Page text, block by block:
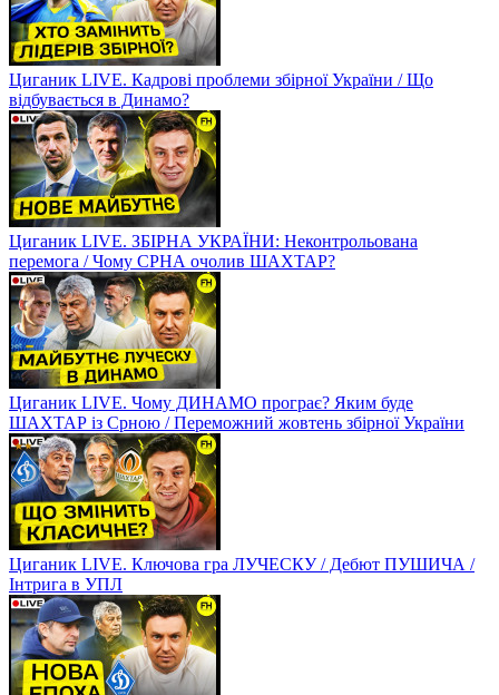
Циганик LIVE. Кадрові проблеми збірної України / Що
відбувається в Динамо?
Циганик LIVE. ЗБІРНА УКРАЇНИ: Неконтрольована
перемога / Чому СРНА очолив ШАХТАР?
Циганик LIVE. Чому ДИНАМО програє? Яким буде
ШАХТАР із Срною / Переможний жовтень збірної України
Циганик LIVE. Ключова гра ЛУЧЕСКУ / Дебют ПУШИЧА /
Інтрига в УПЛ